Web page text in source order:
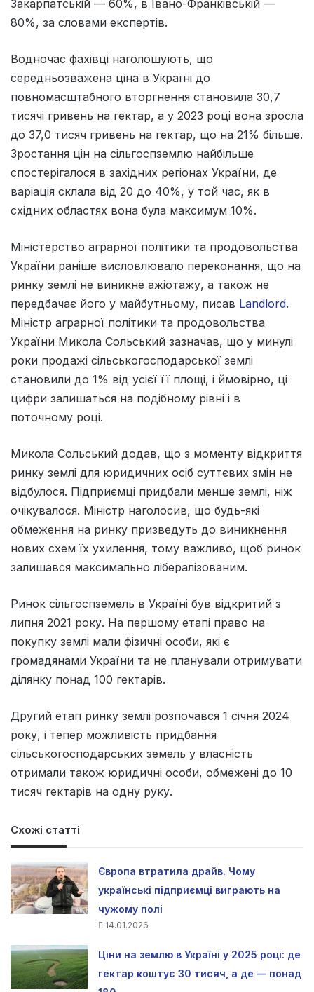
Закарпатській — 60%, в Івано-Франківській —
80%, за словами експертів.
Водночас фахівці наголошують, що
середньозважена ціна в Україні до
повномасштабного вторгнення становила 30,7
тисячі гривень на гектар, а у 2023 році вона зросла
до 37,0 тисяч гривень на гектар, що на 21% більше.
Зростання цін на сільгоспземлю найбільше
спостерігалося в західних регіонах України, де
варіація склала від 20 до 40%, у той час, як в
східних областях вона була максимум 10%.
Міністерство аграрної політики та продовольства
України раніше висловлювало переконання, що на
ринку землі не виникне ажіотажу, а також не
передбачає його у майбутньому, писав Landlord.
Міністр аграрної політики та продовольства
України Микола Сольський зазначав, що у минулі
роки продажі сільськогосподарської землі
становили до 1% від усієї її площі, і ймовірно, ці
цифри залишаться на подібному рівні і в
поточному році.
Микола Сольський додав, що з моменту відкриття
ринку землі для юридичних осіб суттєвих змін не
відбулося. Підприємці придбали менше землі, ніж
очікувалося. Міністр наголосив, що будь-які
обмеження на ринку призведуть до виникнення
нових схем їх ухилення, тому важливо, щоб ринок
залишався максимально лібералізованим.
Ринок сільгоспземель в Україні був відкритий з
липня 2021 року. На першому етапі право на
покупку землі мали фізичні особи, які є
громадянами України та не планували отримувати
ділянку понад 100 гектарів.
Другий етап ринку землі розпочався 1 січня 2024
року, і тепер можливість придбання
сільськогосподарських земель у власність
отримали також юридичні особи, обмежені до 10
тисяч гектарів на одну руку.
Схожі статті
Європа втратила драйв. Чому
українські підприємці виграють на
чужому полі
14.01.2026
Ціни на землю в Україні у 2025 році: де
гектар коштує 30 тисяч, а де — понад